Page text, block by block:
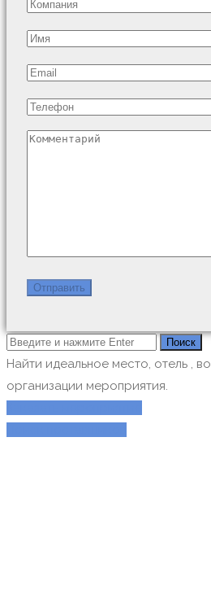
Найти идеальное место, отель ,
организации мероприятия.